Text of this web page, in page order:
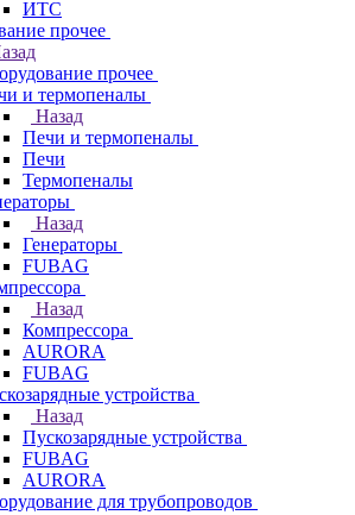
ИТС
прочее
прочее
и термопеналы
Назад
Печи и термопеналы
Печи
Термопеналы
Назад
Генераторы
FUBAG
Назад
Компрессора
AURORA
FUBAG
устройства
Назад
Пускозарядные устройства
FUBAG
AURORA
для трубопроводов